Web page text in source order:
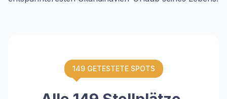
149 GETESTETE SPOTS